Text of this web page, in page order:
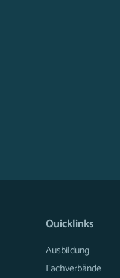
Quicklinks
Ausbildung
Fachverbände